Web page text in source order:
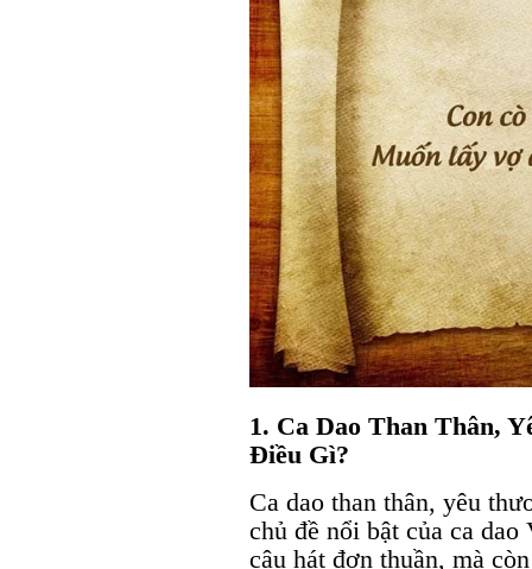
1. Ca Dao Than Thân,
Điều Gì?
Ca dao than thân, yêu
chủ đề nổi bật của ca
câu hát đơn thuần, mà